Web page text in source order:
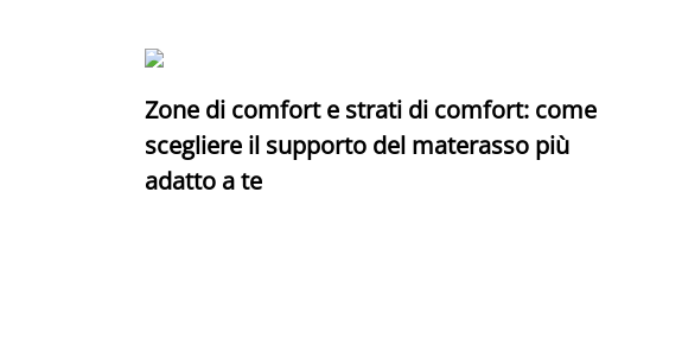
Zone di comfort e strati di comfort: come
scegliere il supporto del materasso più
adatto a te